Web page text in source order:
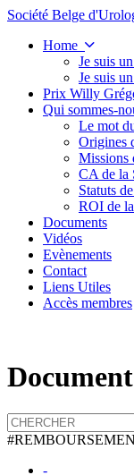
Société Belge
Home
Je suis
Je suis
Prix Willy
Qui sommes-
Le mot
Origines
Missions
CA de la
Statuts
ROI de
Documents
Vidéos
Evènements
Contact
Liens Utiles
Accès membres
-